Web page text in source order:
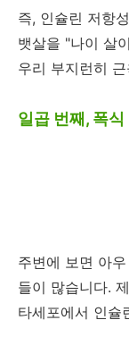
즉, 인슐린 저항
뱃살을 "나이 살
우리 부지런히
일곱 번째, 폭식
주변에 보면 아
들이 많습니다.
타세포에서 인슐